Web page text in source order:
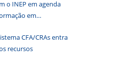
o INEP em agenda
em
CFA/CRAs entra
recursos